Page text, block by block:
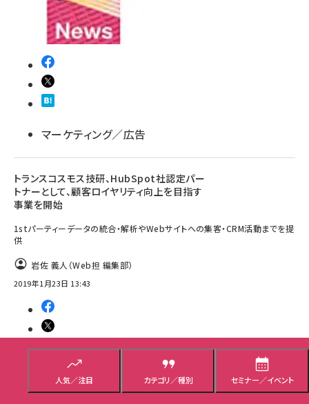
人気／注目 カテゴリ／種別 セミナー／イベント
マーケティング／広告
トランスコスモス技研、HubSpot社認定パー
トナーとして、顧客ロイヤリティ向上を目指す
事業を開始
1stパーティーデータの統合・解析やWebサイトへの集客・CRM活動までを提
供
岩佐 義人（Web担 編集部）
2019年1月23日 13:43
マーケティング／広告